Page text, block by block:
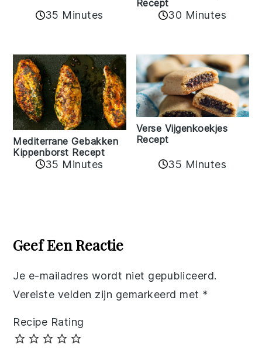
35 Minutes
Recept
30 Minutes
Mediterrane Gebakken
Kippenborst Recept
35 Minutes
Verse Vijgenkoekjes
Recept
35 Minutes
Interactions
Geef Een Reactie
Je e-mailadres wordt niet gepubliceerd.
Vereiste velden zijn gemarkeerd met *
Recipe Rating